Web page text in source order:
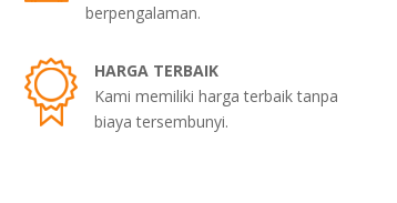
berpengalaman.
HARGA TERBAIK
Kami memiliki harga terbaik tanpa
biaya tersembunyi.